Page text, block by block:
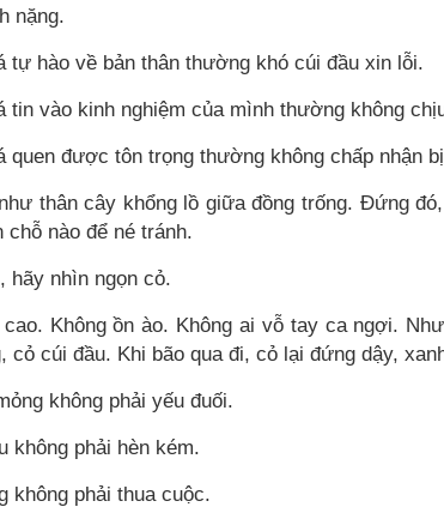
nặng.
tự hào về bản thân thường khó cúi đầu xin lỗi.
tin vào kinh nghiệm của mình thường không
quen được tôn trọng thường không chấp nhận
thân cây khổng lồ giữa đồng trống. Đứng
chỗ nào để né tránh.
hãy nhìn ngọn cỏ.
cao. Không ồn ào. Không ai vỗ tay ca ngợi.
cỏ cúi đầu. Khi bão qua đi, cỏ lại đứng dậy,
không phải yếu đuối.
không phải hèn kém.
không phải thua cuộc.